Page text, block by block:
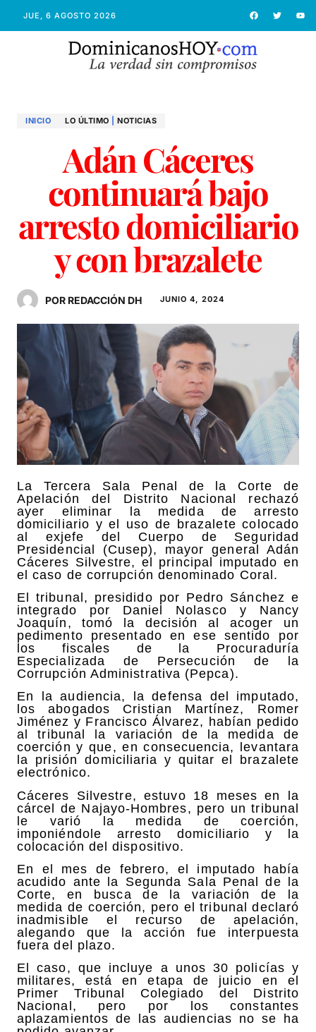
JUE, 6 AGOSTO 2026
INICIO LO ÚLTIMO NOTICIAS
Adán Cáceres
continuará bajo
arresto domiciliario
y con brazalete
POR REDACCIÓN DH JUNIO 4, 2024
La Tercera Sala Penal de la Corte de
Apelación del Distrito Nacional rechazó
ayer eliminar la medida de arresto
domiciliario y el uso de brazalete colocado
al exjefe del Cuerpo de Seguridad
Presidencial (Cusep), mayor general Adán
Cáceres Silvestre, el principal imputado en
el caso de corrupción denominado Coral.
El tribunal, presidido por Pedro Sánchez e
integrado por Daniel Nolasco y Nancy
Joaquín, tomó la decisión al acoger un
pedimento presentado en ese sentido por
los fiscales de la Procuraduría
Especializada de Persecución de la
Corrupción Administrativa (Pepca).
En la audiencia, la defensa del imputado,
los abogados Cristian Martínez, Romer
Jiménez y Francisco Álvarez, habían pedido
al tribunal la variación de la medida de
coerción y que, en consecuencia, levantara
la prisión domiciliaria y quitar el brazalete
electrónico.
Cáceres Silvestre, estuvo 18 meses en la
cárcel de Najayo-Hombres, pero un tribunal
le varió la medida de coerción,
imponiéndole arresto domiciliario y la
colocación del dispositivo.
En el mes de febrero, el imputado había
acudido ante la Segunda Sala Penal de la
Corte, en busca de la variación de la
medida de coerción, pero el tribunal declaró
inadmisible el recurso de apelación,
alegando que la acción fue interpuesta
fuera del plazo.
El caso, que incluye a unos 30 policías y
militares, está en etapa de juicio en el
Primer Tribunal Colegiado del Distrito
Nacional, pero por los constantes
aplazamientos de las audiencias no se ha